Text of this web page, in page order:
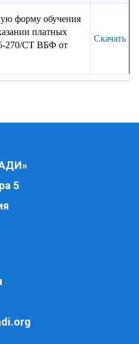
форму обучения
платных
270/СТ ВБФ от
Скачать
5